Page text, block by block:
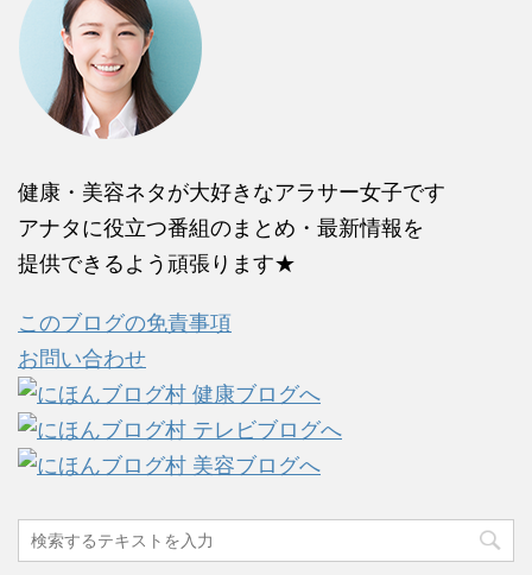
健康・美容ネタが大好きなアラサー女子です
アナタに役立つ番組のまとめ・最新情報を
提供できるよう頑張ります★
このブログの免責事項
お問い合わせ